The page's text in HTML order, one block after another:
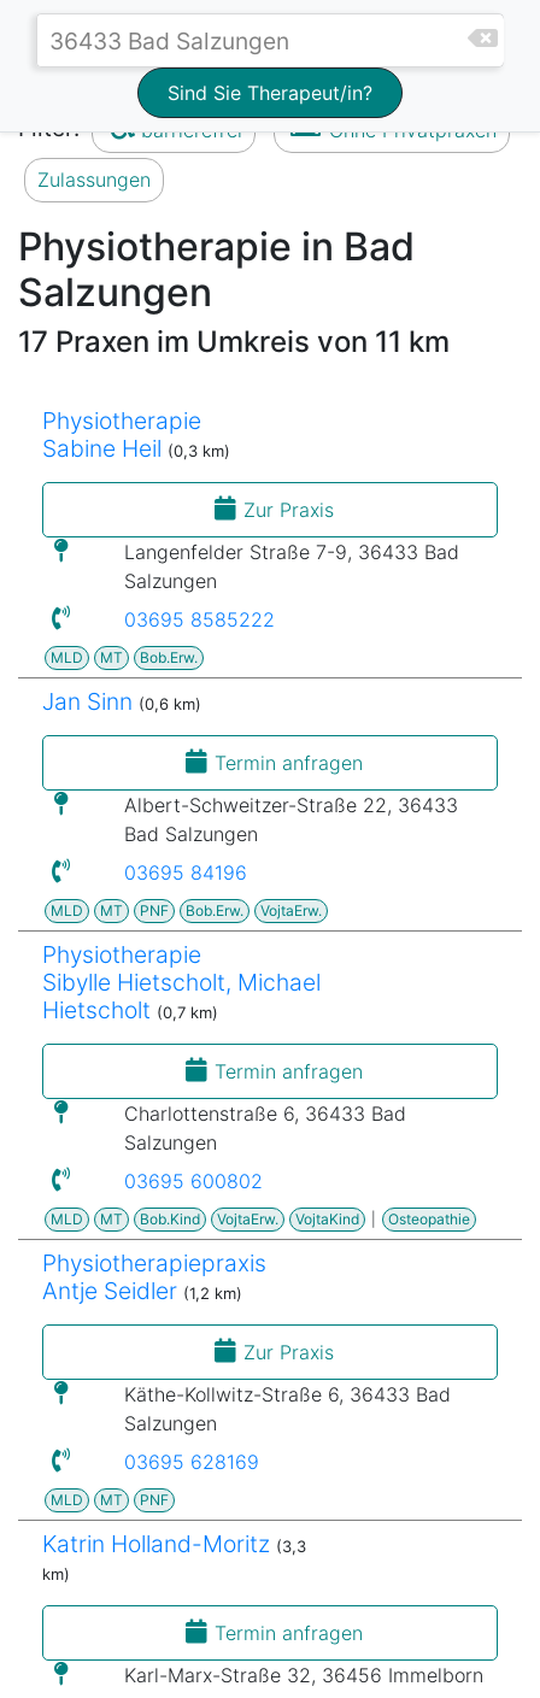
Sind Sie Therapeut/in?
Filter: barrierefrei Ohne Privatpraxen
Zulassungen
Physiotherapie in Bad
Salzungen
17 Praxen im Umkreis von 11 km
Physiotherapie
Sabine Heil (0,3 km)
Zur Praxis
Langenfelder Straße 7-9, 36433 Bad
Salzungen
03695 8585222
MLD MT Bob.Erw.
Jan Sinn (0,6 km)
Termin anfragen
Albert-Schweitzer-Straße 22, 36433
Bad Salzungen
03695 84196
MLD MT PNF Bob.Erw. VojtaErw.
Physiotherapie
Sibylle Hietscholt, Michael
Hietscholt (0,7 km)
Termin anfragen
Charlottenstraße 6, 36433 Bad
Salzungen
03695 600802
MLD MT Bob.Kind VojtaErw. VojtaKind Osteopathie
Physiotherapiepraxis
Antje Seidler (1,2 km)
Zur Praxis
Käthe-Kollwitz-Straße 6, 36433 Bad
Salzungen
03695 628169
MLD MT PNF
Katrin Holland-Moritz (3,3
km)
Termin anfragen
Karl-Marx-Straße 32, 36456 Immelborn